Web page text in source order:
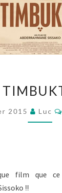
2015 Luc
film que
!!